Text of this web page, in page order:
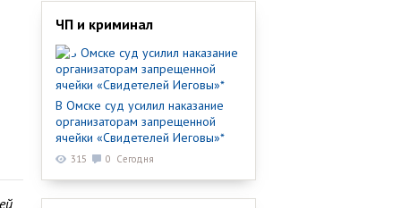
ЧП и криминал
В Омске суд усилил наказание
организаторам запрещенной
ячейки «Свидетелей Иеговы»*
315 0 Сегодня